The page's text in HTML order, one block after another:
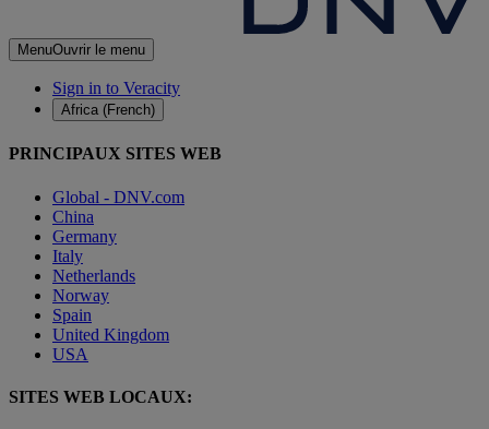
MenuOuvrir le menu
Sign in to Veracity
Africa (French)
PRINCIPAUX SITES WEB
Global - DNV.com
China
Germany
Italy
Netherlands
Norway
Spain
United Kingdom
USA
SITES WEB LOCAUX: